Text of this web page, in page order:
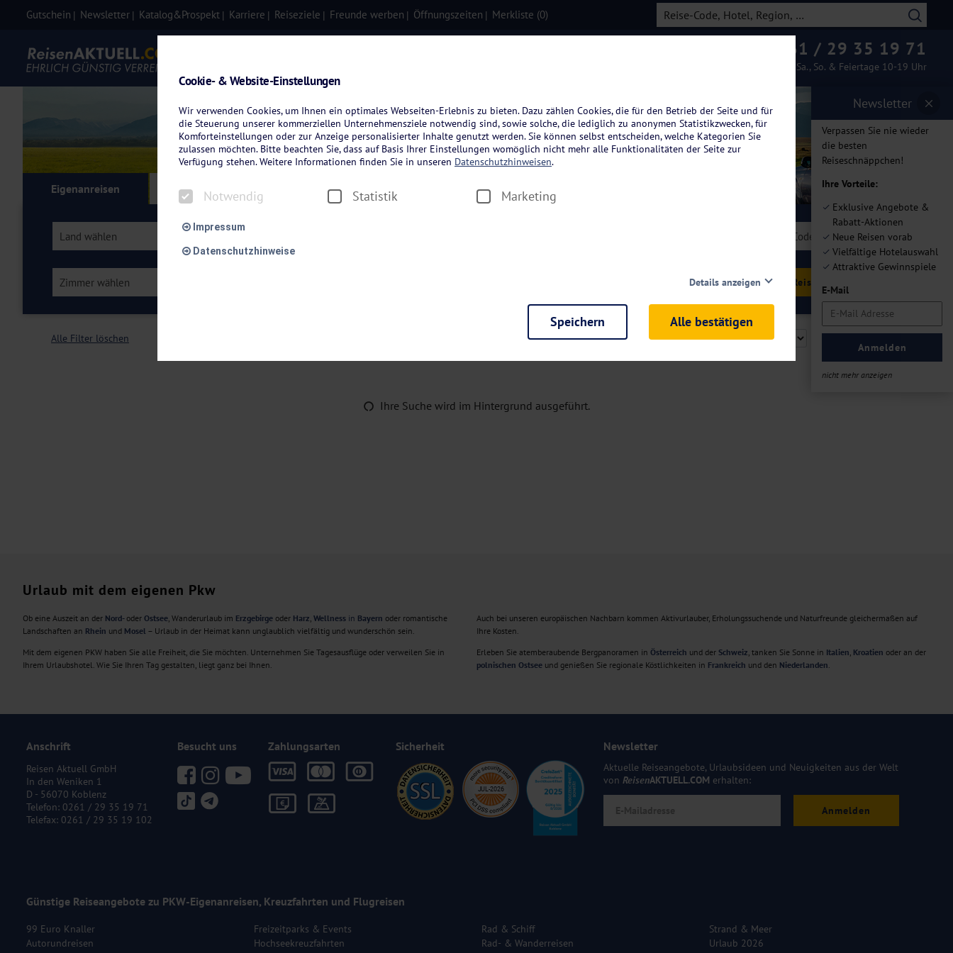
Gutschein Newsletter Katalog&Prospekt Karriere Reiseziele Freunde werben Öffnungszeiten Merkliste (0)
0261 / 29 35 19 71
Mo.-Fr. 08-19 Uhr / Sa., So. & Feiertage 10-19 Uhr
Newsletter
Verpassen Sie nie wieder
die besten
Reiseschnäppchen!
Ihre Vorteile:
Exklusive Angebote &
Rabatt-Aktionen
Neue Reisen vorab
Vielfältige Hotelauswahl
Attraktive Gewinnspiele
E-Mail
Anmelden
nicht mehr anzeigen
Eigenanreisen Kreuzfahrten Flugreisen
Land wählen
Zimmer wählen
Alle Filter löschen
Ihre Suche wird im Hintergrund ausgeführt.
Urlaub mit dem eigenen Pkw
Ob eine Auszeit an der Nord- oder Ostsee, Wanderurlaub im Erzgebirge oder Harz, Wellness in Bayern oder romantische
Landschaften an Rhein und Mosel – Urlaub in der Heimat kann unglaublich vielfältig und wunderschön sein.
Mit dem eigenen PKW haben Sie alle Freiheit, die Sie möchten. Unternehmen Sie Tagesausflüge oder verweilen Sie in
Ihrem Urlaubshotel. Wie Sie Ihren Tag gestalten, liegt ganz bei Ihnen.
Auch bei unseren europäischen Nachbarn kommen Aktivurlauber, Erholungssuchende und Naturfreunde gleichermaßen auf
Ihre Kosten.
Erleben Sie atemberaubende Bergpanoramen in Österreich und der Schweiz, tanken Sie Sonne in Italien, Kroatien oder an der
polnischen Ostsee und genießen Sie regionale Köstlichkeiten in Frankreich und den Niederlanden.
Anschrift
Reisen Aktuell GmbH
In den Weniken 1
D - 56070 Koblenz
Telefon: 0261 / 29 35 19 71
Telefax: 0261 / 29 35 19 102
Besucht uns Zahlungsarten Sicherheit Newsletter
Aktuelle Reiseangebote, Urlaubsideen und Neuigkeiten aus der Welt
von ReisenAKTUELL.COM erhalten:
Anmelden
Günstige Reiseangebote zu PKW-Eigenanreisen, Kreuzfahrten und Flugreisen
99 Euro Knaller
Autorundreisen
Freizeitparks & Events
Hochseekreuzfahrten
Rad & Schiff
Rad- & Wanderreisen
Strand & Meer
Urlaub 2026
Cookie- & Website-Einstellungen
Wir verwenden Cookies, um Ihnen ein optimales Webseiten-Erlebnis zu bieten. Dazu zählen Cookies, die für den Betrieb der Seite und für
die Steuerung unserer kommerziellen Unternehmensziele notwendig sind, sowie solche, die lediglich zu anonymen Statistikzwecken, für
Komforteinstellungen oder zur Anzeige personalisierter Inhalte genutzt werden. Sie können selbst entscheiden, welche Kategorien Sie
zulassen möchten. Bitte beachten Sie, dass auf Basis Ihrer Einstellungen womöglich nicht mehr alle Funktionalitäten der Seite zur
Verfügung stehen. Weitere Informationen finden Sie in unseren Datenschutzhinweisen.
Notwendig Statistik Marketing
Impressum
Datenschutzhinweise
Details anzeigen
Diese Cookies sind für den Betrieb der Seite unbedingt notwendig und ermöglichen beispielsweise sicherheitsrelevante
möchten, um Ihnen unsere Dienste bei einem erneuten Besuch unserer Seite schneller zur Verfügung zu stellen.
dieser Cookies können wir beispielsweise die Besucherzahlen und den Effekt bestimmter Seiten unseres Web-Auftritts ermitteln und
Speichern Alle bestätigen